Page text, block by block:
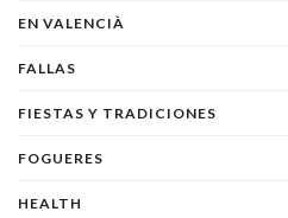
EN VALENCIÀ
FALLAS
FIESTAS Y TRADICIONES
FOGUERES
HEALTH